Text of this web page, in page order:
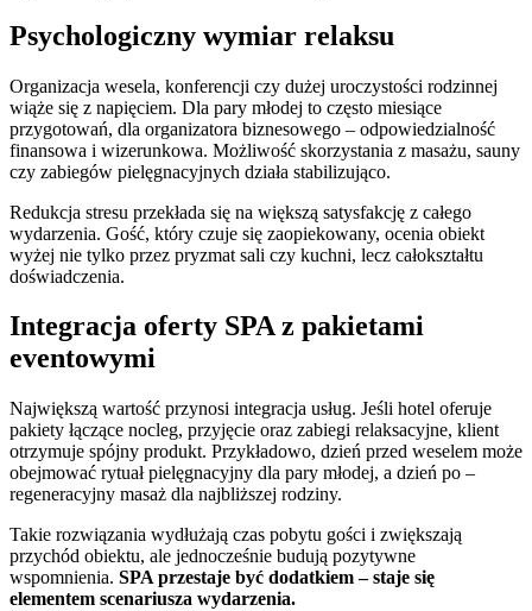
Psychologiczny wymiar relaksu
Organizacja wesela, konferencji czy dużej uroczystości rodzinnej
wiąże się z napięciem. Dla pary młodej to często miesiące
przygotowań, dla organizatora biznesowego – odpowiedzialność
finansowa i wizerunkowa. Możliwość skorzystania z masażu, sauny
czy zabiegów pielęgnacyjnych działa stabilizująco.
Redukcja stresu przekłada się na większą satysfakcję z całego
wydarzenia. Gość, który czuje się zaopiekowany, ocenia obiekt
wyżej nie tylko przez pryzmat sali czy kuchni, lecz całokształtu
doświadczenia.
Integracja oferty SPA z pakietami
eventowymi
Największą wartość przynosi integracja usług. Jeśli hotel oferuje
pakiety łączące nocleg, przyjęcie oraz zabiegi relaksacyjne, klient
otrzymuje spójny produkt. Przykładowo, dzień przed weselem może
obejmować rytuał pielęgnacyjny dla pary młodej, a dzień po –
regeneracyjny masaż dla najbliższej rodziny.
Takie rozwiązania wydłużają czas pobytu gości i zwiększają
przychód obiektu, ale jednocześnie budują pozytywne
wspomnienia. SPA przestaje być dodatkiem – staje się
elementem scenariusza wydarzenia.